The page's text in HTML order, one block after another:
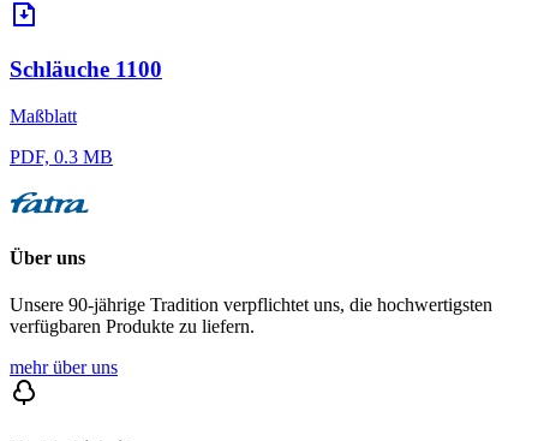
Schläuche 1100
Maßblatt
PDF, 0.3 MB
Über uns
Unsere 90-jährige Tradition verpflichtet uns, die hochwertigsten
verfügbaren Produkte zu liefern.
mehr über uns